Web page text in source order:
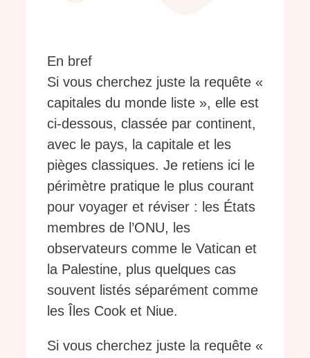
En bref
Si vous cherchez juste la requête «
capitales du monde liste », elle est
ci-dessous, classée par continent,
avec le pays, la capitale et les
pièges classiques. Je retiens ici le
périmètre pratique le plus courant
pour voyager et réviser : les États
membres de l’ONU, les
observateurs comme le Vatican et
la Palestine, plus quelques cas
souvent listés séparément comme
les Îles Cook et Niue.
Si vous cherchez juste la requête «